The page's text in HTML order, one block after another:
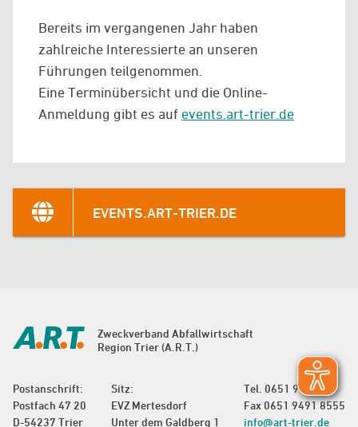
Bereits im vergangenen Jahr haben
zahlreiche Interessierte an unseren
Führungen teilgenommen.
Eine Terminübersicht und die Online-
Anmeldung gibt es auf events.art-trier.de
EVENTS.ART-TRIER.DE
Zweckverband Abfallwirtschaft
Region Trier (A.R.T.)
Postanschrift:
Postfach 47 20
D-54237 Trier
Sitz:
EVZ Mertesdorf
Unter dem Galdberg 1
Tel. 0651 9491 0
Fax 0651 9491 8555
info@art-trier.de